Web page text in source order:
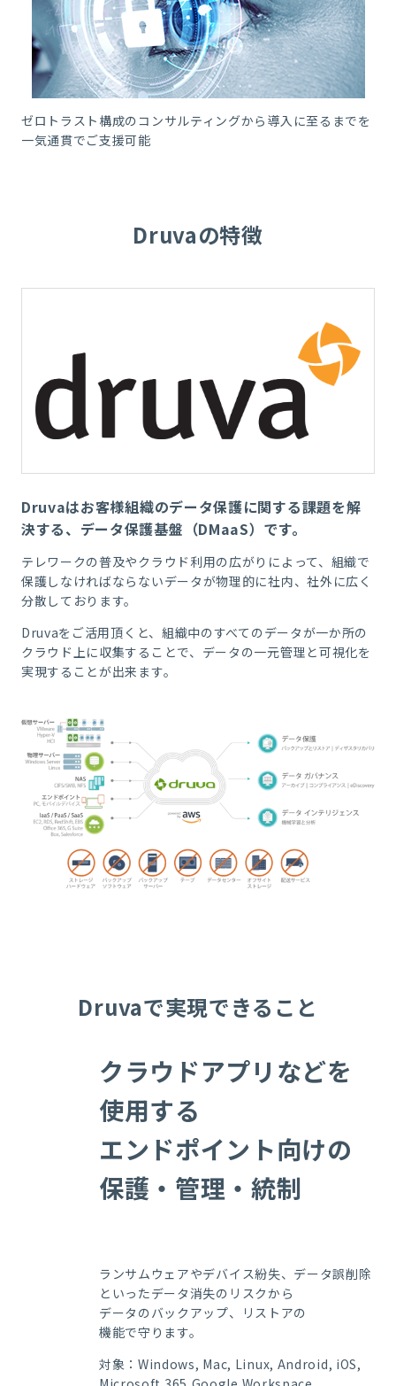
ゼロトラスト構成のコンサルティングから導入に至るまでを
一気通貫でご支援可能
Druvaの特徴
Druvaはお客様組織のデータ保護に関する課題を解
決する、データ保護基盤（DMaaS）です。
テレワークの普及やクラウド利用の広がりによって、組織で
保護しなければならないデータが物理的に社内、社外に広く
分散しております。
Druvaをご活用頂くと、組織中のすべてのデータが一か所の
クラウド上に収集することで、データの一元管理と可視化を
実現することが出来ます。
Druvaで実現できること
クラウドアプリなどを
使用する
エンドポイント向けの
保護・管理・統制
ランサムウェアやデバイス紛失、データ誤削除
といったデータ消失のリスクから
データのバックアップ、リストアの
機能で守ります。
対象：Windows, Mac, Linux, Android, iOS,